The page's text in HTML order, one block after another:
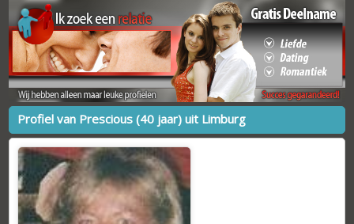
Profiel van Prescious (40 jaar) uit Limburg